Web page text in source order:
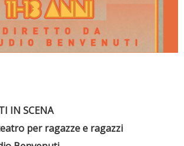
IN SCENA
per ragazze e ragazzi